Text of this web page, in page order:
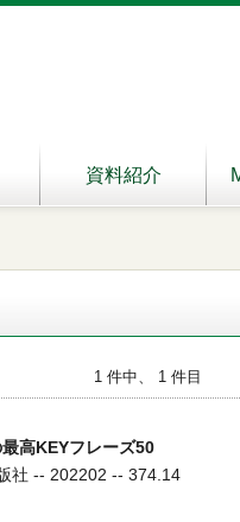
資料紹介
1 件中、 1 件目
高KEYフレーズ50
社 -- 202202 -- 374.14